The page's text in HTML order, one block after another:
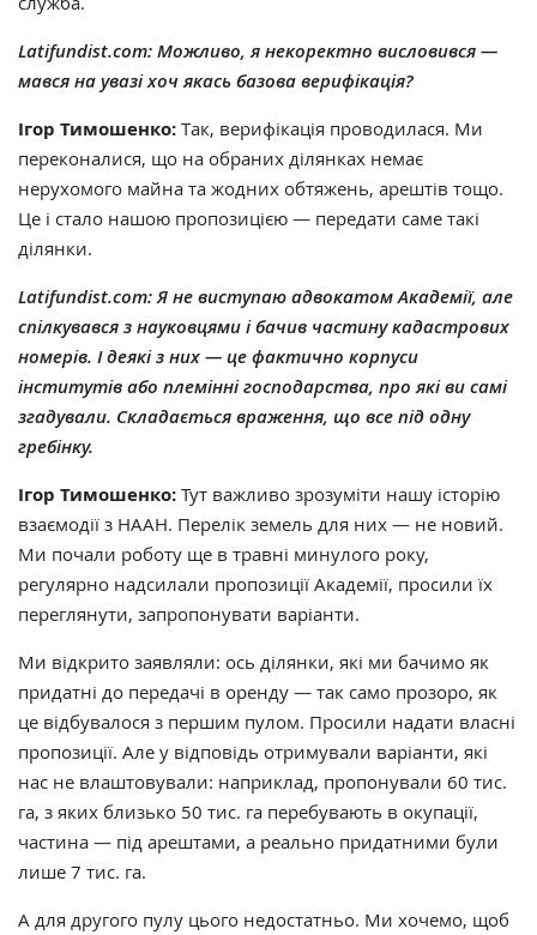
Latifundist.com:Можливо, я некоректно висловився —
мався на увазі хоч якась базова верифікація?
Ігор Тимошенко: Так, верифікація проводилася. Ми
переконалися, що на обраних ділянках немає
нерухомого майна та жодних обтяжень, арештів тощо.
Це і стало нашою пропозицією — передати саме такі
ділянки.
Latifundist.com:Я не виступаю адвокатом Академії, але
спілкувався з науковцями і бачив частину кадастрових
номерів. І деякі з них — це фактично корпуси
інститутів або племінні господарства, про які ви самі
згадували. Складається враження, що все під одну
гребінку.
Ігор Тимошенко: Тут важливо зрозуміти нашу історію
взаємодії з НААН. Перелік земель для них — не новий.
Ми почали роботу ще в травні минулого року,
регулярно надсилали пропозиції Академії, просили їх
переглянути, запропонувати варіанти.
Ми відкрито заявляли: ось ділянки, які ми бачимо як
придатні до передачі в оренду — так само прозоро, як
це відбувалося з першим пулом. Просили надати власні
пропозиції. Але у відповідь отримували варіанти, які
нас не влаштовували: наприклад, пропонували 60 тис.
га, з яких близько 50 тис. га перебувають в окупації,
частина — під арештами, а реально придатними були
лише 7 тис. га.
А для другого пулу цього недостатньо. Ми хочемо, щоб